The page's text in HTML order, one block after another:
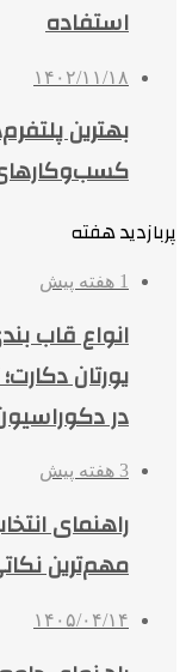
استفاده
۱۴۰۲/۱۱/۱۸
بهترین
کسب‌وکارهای
پربازدید هفته
1 هفته پیش
انواع قاب
یورتان
در
3 هفته پیش
راهنمای
مهم‌ترین
۱۴۰۵/۰۴/۱۴